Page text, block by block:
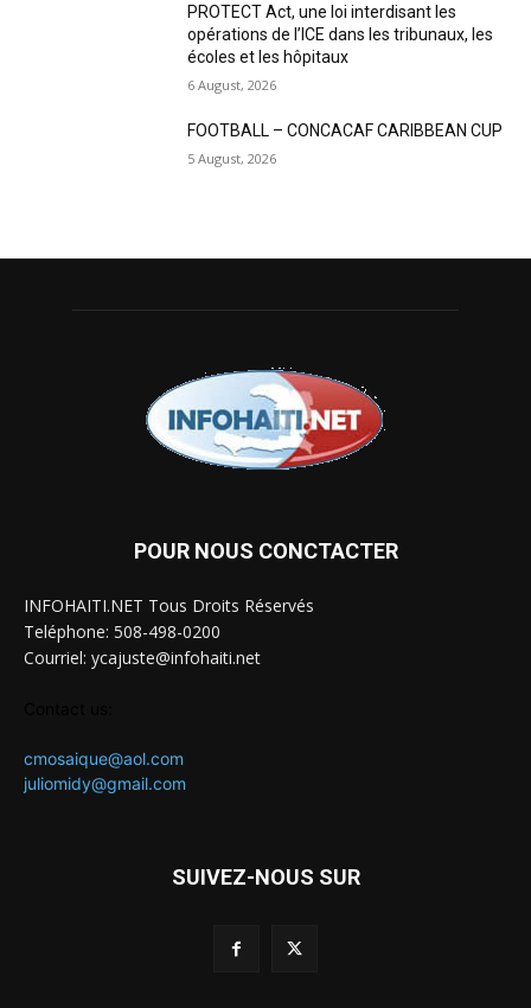
PROTECT Act, une loi interdisant les
opérations de l’ICE dans les tribunaux, les
écoles et les hôpitaux
6 August, 2026
FOOTBALL – CONCACAF CARIBBEAN CUP
5 August, 2026
POUR NOUS CONCTACTER
INFOHAITI.NET Tous Droits Réservés
Teléphone: 508-498-0200
Courriel: ycajuste@infohaiti.net
cmosaique@aol.com
juliomidy@gmail.com
SUIVEZ-NOUS SUR